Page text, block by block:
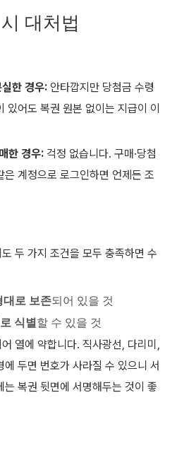
대처법
한 경우: 안타깝지만 당첨금 수령
있어도 복권 원본 없이는 지급이 이
한 경우: 걱정 없습니다. 구매·당첨
계정으로 로그인하면 언제든 조
두 가지 조건을 모두 충족하면 수
대로 보존되어 있을 것
식별 할 수 있을 것
열에 약합니다. 직사광선, 다리미,
두면 번호가 사라질 수 있으니 서
복권 뒷면에 서명해두는 것이 좋